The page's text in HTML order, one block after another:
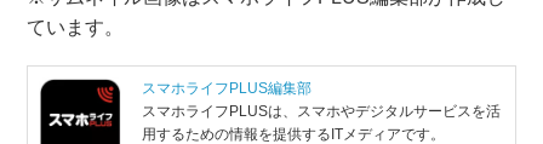
ています。
スマホライフPLUS編集部
スマホライフPLUSは、スマホやデジタルサービスを活
用するための情報を提供するITメディアです。